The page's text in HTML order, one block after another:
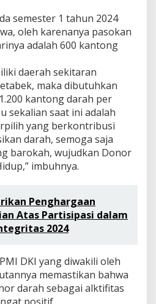
semester 1 tahun 2024
oleh karenanya pasokan
adalah 600 kantong
daerah sekitaran
maka dibutuhkan
kantong darah per
sekalian saat ini adalah
yang berkontribusi
darah, semoga saja
barokah, wujudkan Donor
imbuhnya.
Penghargaan
Atas Partisipasi dalam
2024
DKI yang diwakili oleh
memastikan bahwa
darah sebagai alktifitas